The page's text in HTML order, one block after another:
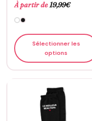
À partir de19,99€
Sélectionner les
options